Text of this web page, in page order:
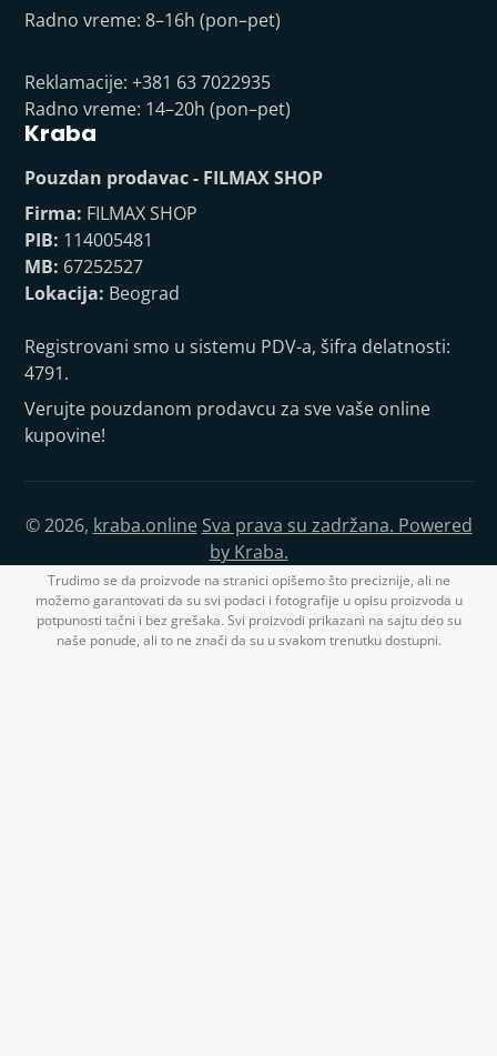
Radno vreme: 8–16h (pon–pet)
Reklamacije: +381 63 7022935
Radno vreme: 14–20h (pon–pet)
Kraba
Pouzdan prodavac - FILMAX SHOP
Firma: FILMAX SHOP
PIB: 114005481
MB: 67252527
Lokacija: Beograd
Registrovani smo u sistemu PDV-a, šifra delatnosti:
4791.
Verujte pouzdanom prodavcu za sve vaše online
kupovine!
© 2026, kraba.online Sva prava su zadržana. Powered
by Kraba.
Trudimo se da proizvode na stranici opišemo što preciznije, ali ne
možemo garantovati da su svi podaci i fotografije u opisu proizvoda u
potpunosti tačni i bez grešaka. Svi proizvodi prikazani na sajtu deo su
naše ponude, ali to ne znači da su u svakom trenutku dostupni.